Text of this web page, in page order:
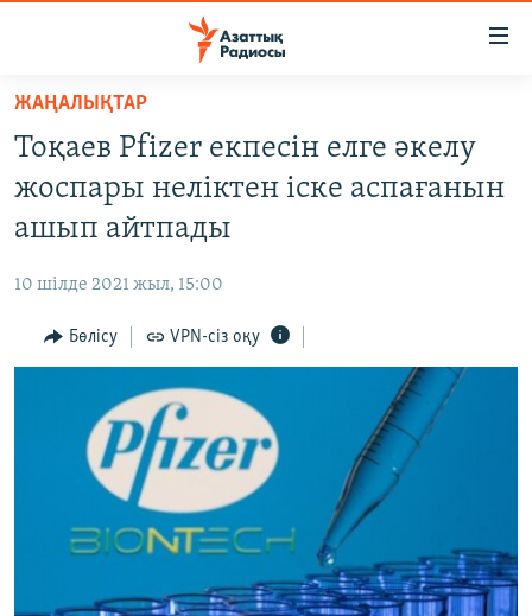
Skip
main
content
to
main
to
ЖАҢАЛЫҚТАР
САЯСАТ
AZATTYQTV
АДАМ ҚҰҚЫҚТАРЫ
ӘЛЕУМЕТ
АРНАЙЫ ЖОБАЛАР
Русский
ЖАЗЫЛЫҢЫЗ
ЖАҢАЛЫҚТАР
Тоқаев Pfizer екпесін елге әкелу
жоспары неліктен іске аспағанын
ашып айтпады
10 шілде 2021 жыл, 15:00
Бөлісу VPN-сіз оқу